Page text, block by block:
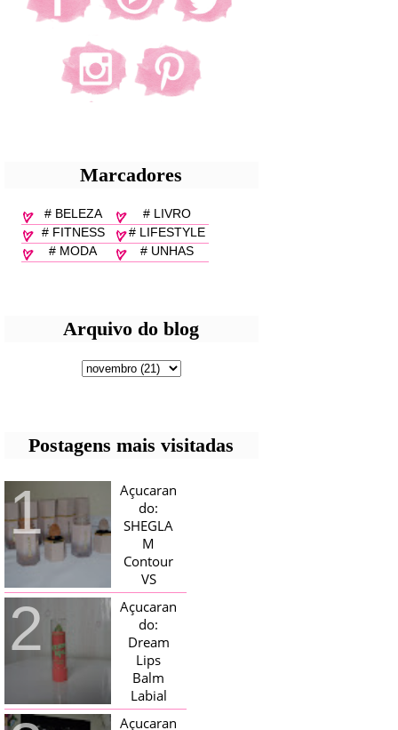
Marcadores
# BELEZA
# LIVRO
# FITNESS
# LIFESTYLE
# MODA
# UNHAS
Arquivo do blog
Postagens mais visitadas
Açucaran
do:
SHEGLA
M
Contour
VS
Bronzer!
HELLO AÇUCARADAS, E NESTE
MÊS CHEGOU AQUI EM CASA UMA
CAIXA RECHEADA DE SHEGLAM,
TINHA BLUSH, ILUMINADORES E
TODOS OS BRONZER E
CONTORNOS ...
Açucaran
do:
Dream
Lips
Balm
Labial
Magico
Açucaran